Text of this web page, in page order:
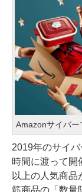
Amazonサイバー
2019年のサイ
時間に渡って開
以上の人気商